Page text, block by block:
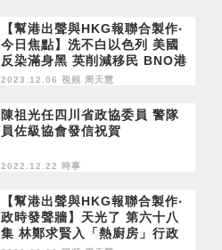
【幫港出聲與HKG報聯合製作‧
今日焦點】洗不白以色列 美國
反染滿身黑 英削減移民 BNO港
人自危 同仁基金2周年 培育學
2023.12.06 視頻 周天慧
陳祖光任四川省政協委員 警隊
員佐級協會發信祝賀
2022.12.22 時事
【幫港出聲與HKG報聯合製作‧
政時發聲牆】天光了 第六十八
集 林鄭求賢入「熱廚房」行政